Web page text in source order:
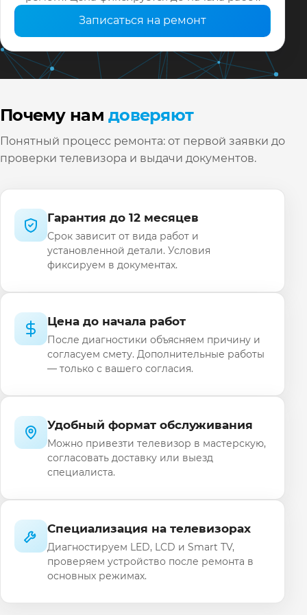
Записаться на ремонт
Почему намдоверяют
Понятный процесс ремонта: от первой заявки до
проверки телевизора и выдачи документов.
Гарантия до 12 месяцев
Срок зависит от вида работ и
установленной детали. Условия
фиксируем в документах.
Цена до начала работ
После диагностики объясняем причину и
согласуем смету. Дополнительные работы
— только с вашего согласия.
Удобный формат обслуживания
Можно привезти телевизор в мастерскую,
согласовать доставку или выезд
специалиста.
Специализация на телевизорах
Диагностируем LED, LCD и Smart TV,
проверяем устройство после ремонта в
основных режимах.